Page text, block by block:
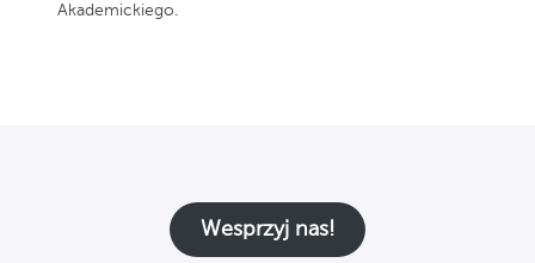
Akademickiego.
Wesprzyj nas!